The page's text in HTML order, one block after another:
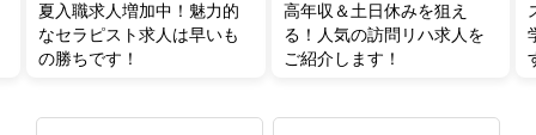
夏入職求人増加中！魅力的
なセラピスト求人は早いも
の勝ちです！
高年収＆土日休みを狙え
る！人気の訪問リハ求人を
ご紹介します！